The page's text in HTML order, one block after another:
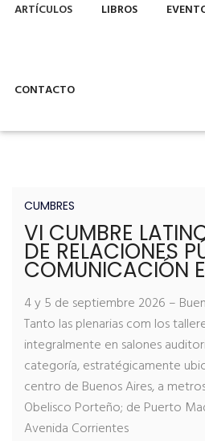
ARTÍCULOS LIBROS
CONTACTO
CUMBRES
VI CUMBRE
DE RELACIONES
COMUNICACIÓN
4 y 5 de septiembre 2026 –
Tanto las plenarias com los
integralmente en salones
categoría, estratégicamente
centro de Buenos Aires, a
Obelisco Porteño; de Puerto
Avenida Corrientes